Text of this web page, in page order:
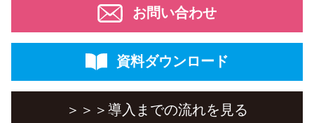
＞＞＞ 導入までの流れを見る
お問い合わせ
資料ダウンロード